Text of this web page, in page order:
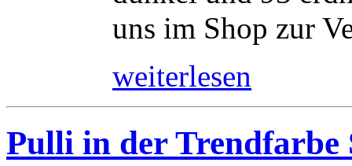
uns im Shop zur
weiterlesen
Pulli in der Trendfarbe